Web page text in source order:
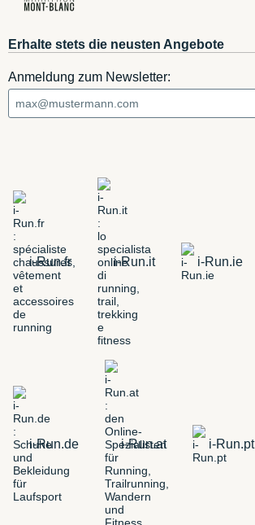
Erhalte stets die neusten Angebote
Anmeldung zum Newsletter:
i-Run.fr i-Run.it i-Run.ie
i-Run.de i-Run.at i-Run.pt